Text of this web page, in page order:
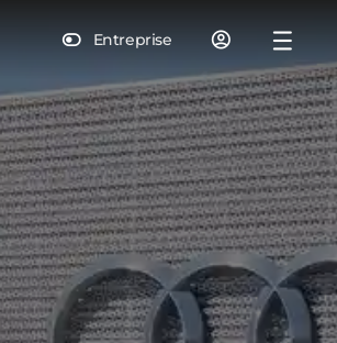
Entreprise